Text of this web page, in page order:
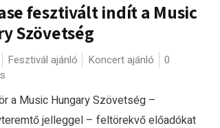
fesztivált indít a Music
Szövetség
Fesztivál ajánló Koncert ajánló
0
a Music Hungary Szövetség –
jelleggel – feltörekvő előadókat